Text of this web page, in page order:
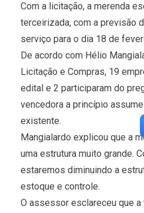
Com a licitação, a merenda
terceirizada, com a previsão
serviço para o dia 18 de
De acordo com Hélio
Licitação e Compras, 19
edital e 2 participaram do
vencedora a princípio
existente.
Mangialardo explicou que a
uma estrutura muito grande.
estaremos diminuindo a
estoque e controle.
O assessor esclareceu que